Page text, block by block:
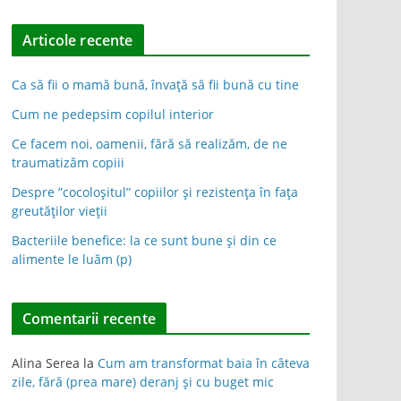
Articole recente
Ca să fii o mamă bună, învață să fii bună cu tine
Cum ne pedepsim copilul interior
Ce facem noi, oamenii, fără să realizăm, de ne
traumatizăm copiii
Despre ”cocoloșitul” copiilor și rezistența în fața
greutăților vieții
Bacteriile benefice: la ce sunt bune și din ce
alimente le luăm (p)
Comentarii recente
Alina Serea la Cum am transformat baia în câteva
zile, fără (prea mare) deranj și cu buget mic